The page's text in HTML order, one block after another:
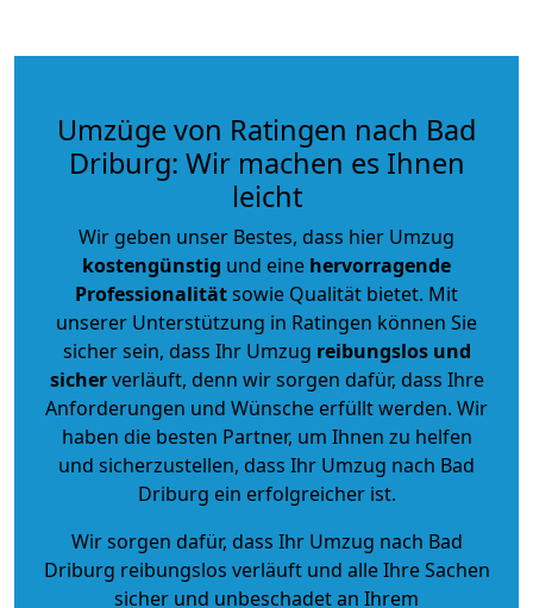
Umzüge von Ratingen nach Bad
Driburg: Wir machen es Ihnen
leicht
Wir geben unser Bestes, dass hier Umzug
kostengünstig und eine hervorragende
Professionalitätsowie Qualität bietet. Mit
unserer Unterstützung in Ratingen können Sie
sicher sein, dass Ihr Umzug reibungslos und
sicherverläuft, denn wir sorgen dafür, dass Ihre
Anforderungen und Wünsche erfüllt werden. Wir
haben die besten Partner, um Ihnen zu helfen
und sicherzustellen, dass Ihr Umzug nach Bad
Driburg ein erfolgreicher ist.
Wir sorgen dafür, dass Ihr Umzug nach Bad
Driburg reibungslos verläuft und alle Ihre Sachen
sicher und unbeschadet an Ihrem